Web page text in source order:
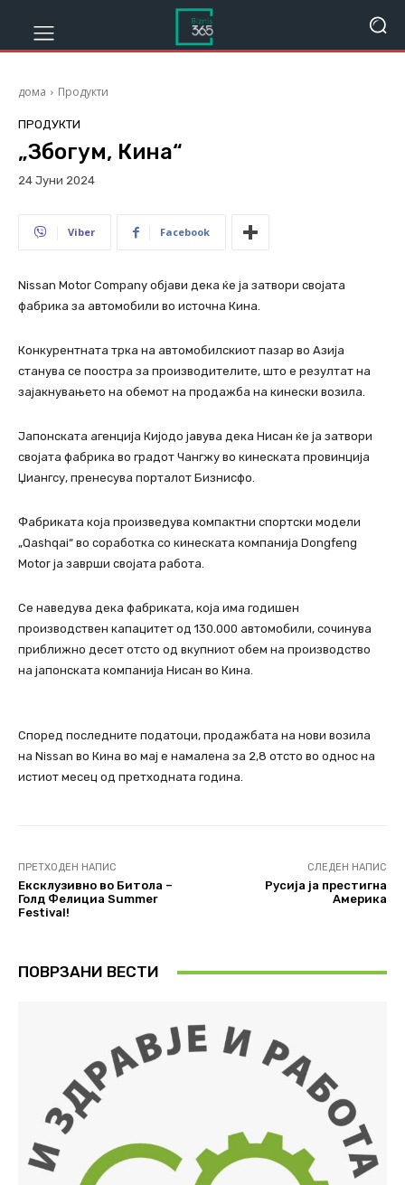
дома Продукти
ПРОДУКТИ
„Збогум, Кина“
24 Јуни 2024
Viber Facebook
Nissan Motor Company објави дека ќе ја затвори својата
фабрика за автомобили во источна Кина.
Конкурентната трка на автомобилскиот пазар во Азија
станува се поостра за производителите, што е резултат на
зајакнувањето на обемот на продажба на кинески возила.
Јапонската агенција Кијодо јавува дека Нисан ќе ја затвори
својата фабрика во градот Чангжу во кинеската провинција
Џиангсу, пренесува порталот Бизнисфо.
Фабриката која произведува компактни спортски модели
„Qashqai“ во соработка со кинеската компанија Dongfeng
Motor ја заврши својата работа.
Се наведува дека фабриката, која има годишен
производствен капацитет од 130.000 автомобили, сочинува
приближно десет отсто од вкупниот обем на производство
на јапонската компанија Нисан во Кина.
Според последните податоци, продажбата на нови возила
на Nissan во Кина во мај е намалена за 2,8 отсто во однос на
истиот месец од претходната година.
ПРЕТХОДЕН НАПИС
Ексклузивно во Битола –
Голд Фелициа Summer
Festival!
СЛЕДЕН НАПИС
Русија ја престигна
Америка
ПОВРЗАНИ ВЕСТИ